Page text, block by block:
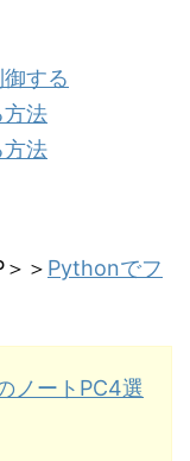
する
法
法
＞ Pythonでフ
ノートPC4選